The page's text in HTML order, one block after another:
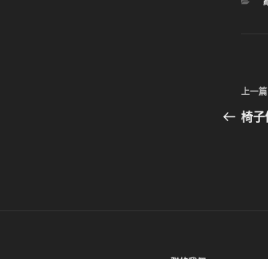
文
章
上
一
上一篇
椅